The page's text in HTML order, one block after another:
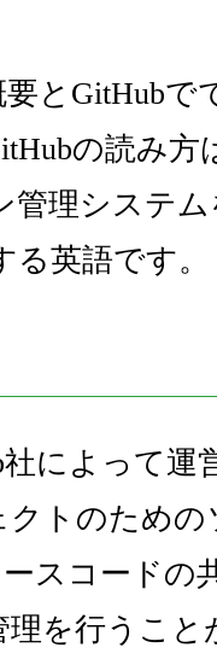
とGitHub
の読み方
管理システ
る英語です。
社によって
トのため
スコードの
を行うこと